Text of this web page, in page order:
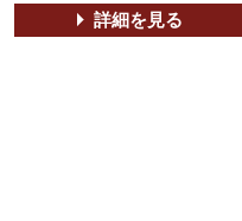
詳細を見る